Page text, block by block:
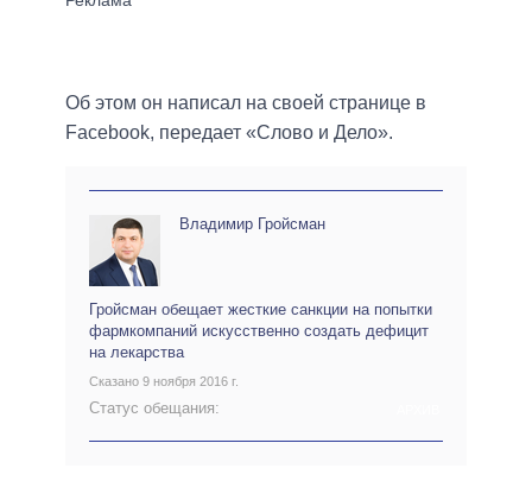
Об этом он написал на своей странице в
Facebook, передает «Слово и Дело».
Владимир Гройсман
Гройсман обещает жесткие санкции на попытки
фармкомпаний искусственно создать дефицит
на лекарства
Сказано 9 ноября 2016 г.
Статус обещания: